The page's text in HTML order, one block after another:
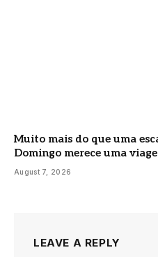
Muito mais do que uma
Domingo merece uma
August 7, 2026
LEAVE A REPLY